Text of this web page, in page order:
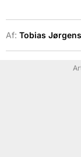
Af: Tobias